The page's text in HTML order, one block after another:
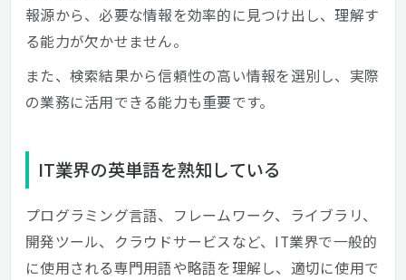
報源から、必要な情報を効率的に見つけ出し、理解す
る能力が欠かせません。
また、検索結果から信頼性の高い情報を選別し、実際
の業務に活用できる能力も重要です。
IT業界の英単語を熟知している
プログラミング言語、フレームワーク、ライブラリ、
開発ツール、クラウドサービスなど、IT業界で一般的
に使用される専門用語や略語を理解し、適切に使用で